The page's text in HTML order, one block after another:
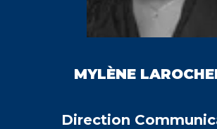
MYLÈNE
Direction